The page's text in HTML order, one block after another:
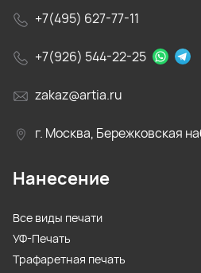
+7(495) 627-77-11
+7(926) 544-22-25
zakaz@artia.ru
г. Москва, Бережковская
Нанесение
Все виды печати
УФ-Печать
Трафаретная печать